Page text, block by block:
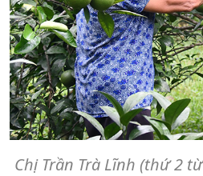
Chị Trần Trà Lĩnh (thứ 2